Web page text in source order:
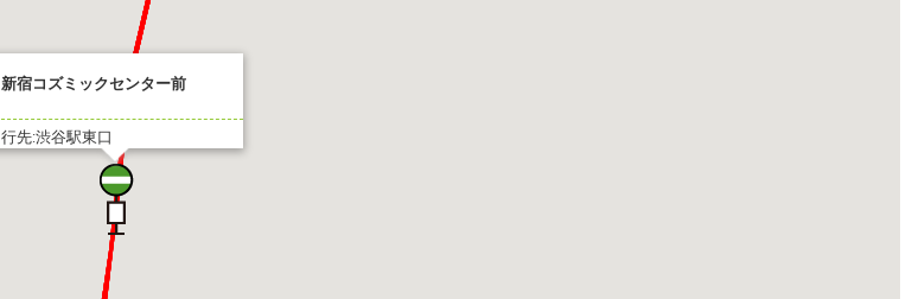
新宿コズミックセンター前
行先:渋谷駅東口